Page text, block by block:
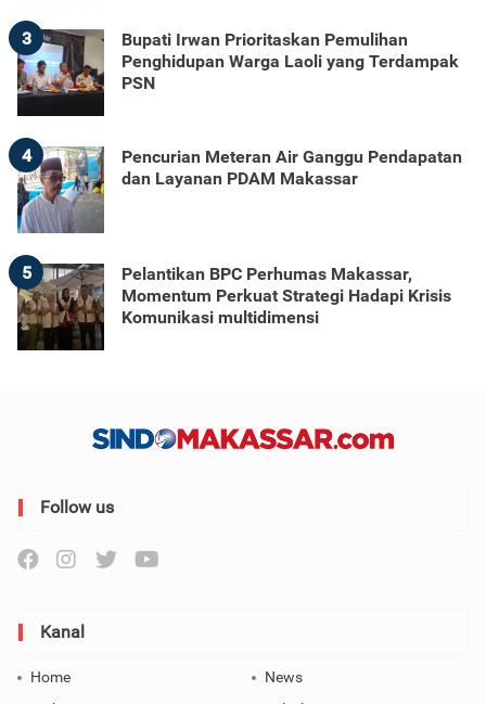
3
Bupati Irwan Prioritaskan Pemulihan
Penghidupan Warga Laoli yang Terdampak
PSN
4
Pencurian Meteran Air Ganggu Pendapatan
dan Layanan PDAM Makassar
5
Pelantikan BPC Perhumas Makassar,
Momentum Perkuat Strategi Hadapi Krisis
Komunikasi multidimensi
Follow us
Kanal
Home
News